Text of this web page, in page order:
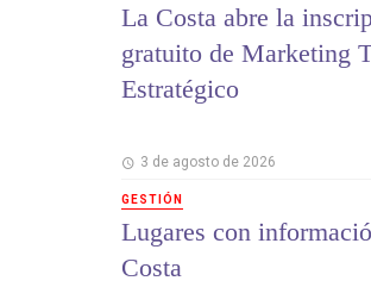
La Costa abre la
gratuito de Marketing
Estratégico
3 de agosto de 2026
GESTIÓN
Lugares con
Costa